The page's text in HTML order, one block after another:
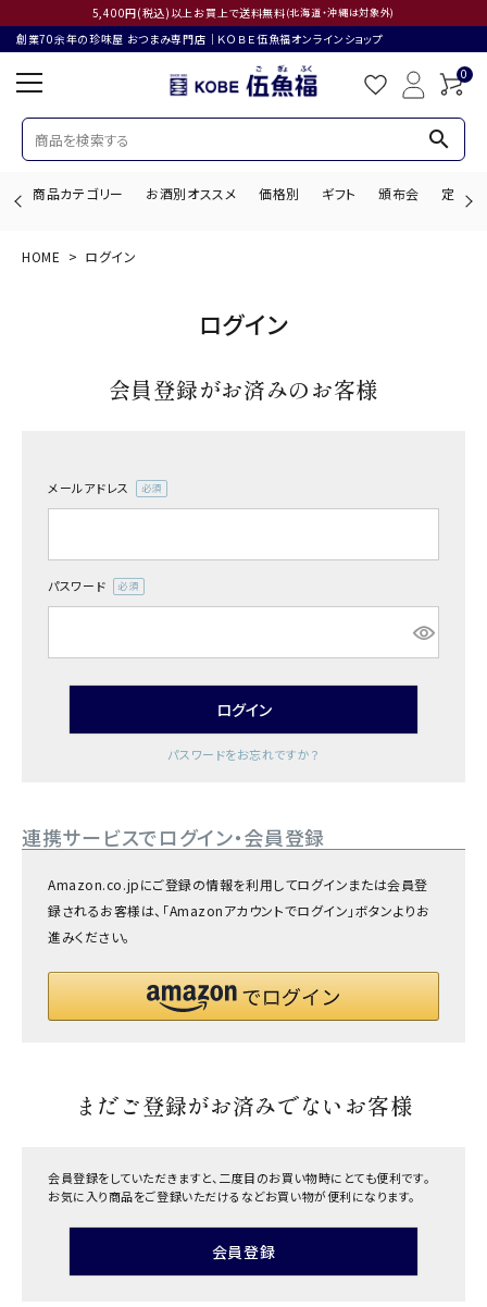
5,400円(税込)以上お買上で送料無料(北海道・沖縄は対象外)
創業70余年の珍味屋 おつまみ専門店│ＫＯＢＥ伍魚福オンラインショップ
0
search
商品カテゴリー お酒別オススメ 価格別 ギフト 頒布会 定期購
ようこそ ゲスト 様
商品カテゴリー
お酒別オススメ
HOME ログイン
ログイン
会員登録がお済みのお客様
メールアドレス
(必
パスワード
(必
ログイン
パスワードをお忘れですか？
連携サービスでログイン・会員登録
Amazon.co.jpにご登録の情報を利用してログインまたは会員登
録されるお客様は、「Amazonアカウントでログイン」ボタンよりお
進みください。
まだご登録がお済みでないお客様
会員登録をしていただきますと、二度目のお買い物時にとても便利です。
お気に入り商品をご登録いただけるなどお買い物が便利になります。
会員登録